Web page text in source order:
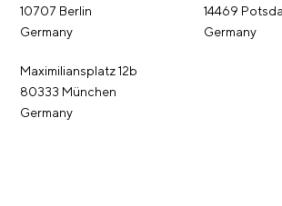
10707 Berlin
Germany
14469
Germany
Maximiliansplatz 12b
80333 München
Germany